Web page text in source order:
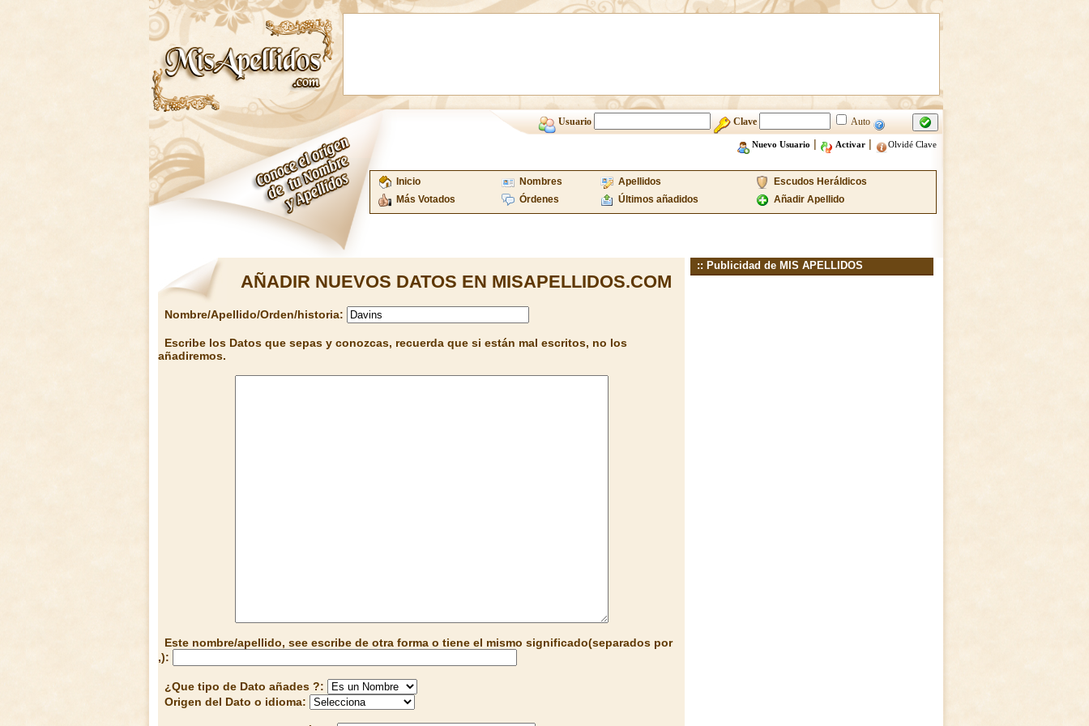
Usuario Clave Auto
Nuevo Usuario | Activar| Olvidé Clave
Inicio Nombres Apellidos
Escudos Heráldicos
Más Votados
Órdenes Últimos añadidos Añadir Apellido
AÑADIR NUEVOS DATOS EN MISAPELLIDOS.COM
Nombre/Apellido/Orden/historia:
Escribe los Datos que sepas y conozcas, recuerda que si están mal escritos, no los
añadiremos.
Este nombre/apellido, see escribe de otra forma o tiene el mismo significado(separados por
,):
¿Que tipo de Dato añades ?:
Origen del Dato o idioma:
:: Publicidad de MIS APELLIDOS